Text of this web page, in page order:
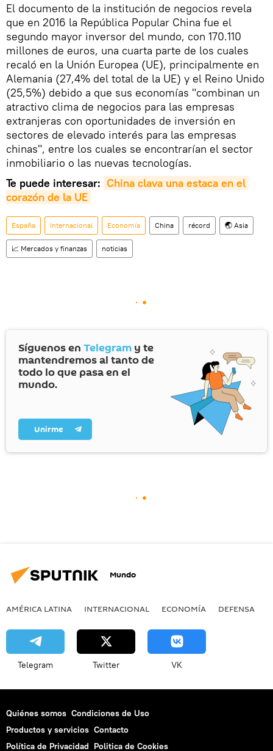
El documento de la institución de negocios revela
que en 2016 la República Popular China fue el
segundo mayor inversor del mundo, con 170.110
millones de euros, una cuarta parte de los cuales
recaló en la Unión Europea (UE), principalmente en
Alemania (27,4% del total de la UE) y el Reino Unido
(25,5%) debido a que sus economías "combinan un
atractivo clima de negocios para las empresas
extranjeras con oportunidades de inversión en
sectores de elevado interés para las empresas
chinas", entre los cuales se encontrarían el sector
inmobiliario o las nuevas tecnologías.
Te puede interesar: China clava una estaca en el
corazón de la UE
España Internacional Economía China récord 🌏 Asia
📈 Mercados y finanzas noticias
Síguenos en Telegram y te
mantendremos al tanto de
todo lo que pasa en el
mundo.
Unirme
Mundo
AMÉRICA LATINA INTERNACIONAL ECONOMÍA DEFENSA
Telegram Twitter VK
Quiénes somos Condiciones de Uso
Productos y servicios Contacto
Política de Privacidad Politica de Cookies